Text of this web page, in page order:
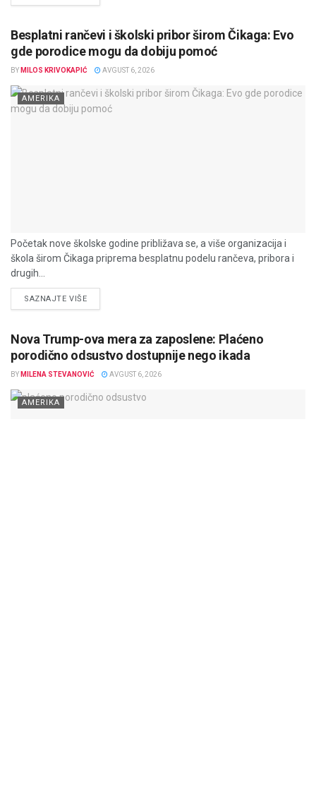
Besplatni rančevi i školski pribor širom Čikaga: Evo
gde porodice mogu da dobiju pomoć
BY MILOS KRIVOKAPIĆ AVGUST 6, 2026
AMERIKA
Početak nove školske godine približava se, a više organizacija i
škola širom Čikaga priprema besplatnu podelu rančeva, pribora i
drugih...
SAZNAJTE VIŠEDETAILS
Nova Trump-ova mera za zaposlene: Plaćeno
porodično odsustvo dostupnije nego ikada
BY MILENA STEVANOVIĆ AVGUST 6, 2026
AMERIKA